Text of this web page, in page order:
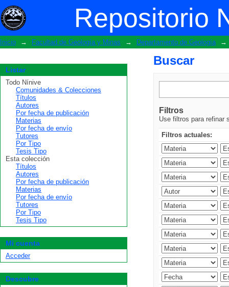
Repositorio
Buscar
Inicio → Facultad de Geología y Minas → Departamento de Geología →
Buscar
Filtros
Use filtros para refinar
Filtros actuales:
Listar
Todo Nínive
Comunidades & Colecciones
Títulos
Autores
Por fecha de publicación
Materias
Por fecha de envío
Tutores
Por Tipo
Tesis Tipo
Esta colección
Títulos
Autores
Por fecha de publicación
Materias
Por fecha de envío
Tutores
Por Tipo
Tesis Tipo
Mi cuenta
Acceder
Descubre